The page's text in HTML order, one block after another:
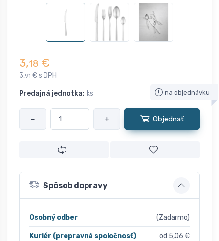
3,18 €
3,91 € s DPH
Predajná jednotka: ks na objednávku
− + Objednať
Spôsob dopravy
Osobný odber (Zadarmo)
Kuriér (prepravná spoločnosť) od 5,06 €